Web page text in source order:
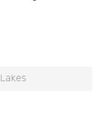
Lakes